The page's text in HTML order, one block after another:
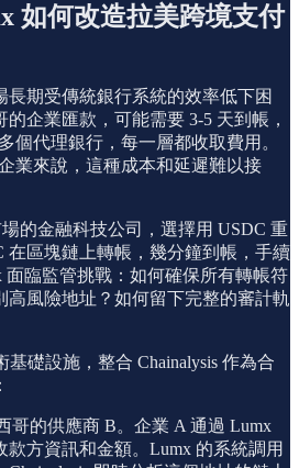
如何改造拉美跨境支付
期受傳統銀行系統的效率低下困
企業匯款，可能需要 3-5 天到帳，
個代理銀行，每一層都收取費用。
業來說，這種成本和延遲難以接
的金融科技公司，選擇用 USDC 重
在區塊鏈上轉帳，幾分鐘到帳，手續
面臨監管挑戰：如何確保所有轉帳符
高風險地址？如何留下完整的審計軌
礎設施，整合 Chainalysis 作為合
哥的供應商 B。企業 A 通過 Lumx
方資訊和金額。Lumx 的系統調用